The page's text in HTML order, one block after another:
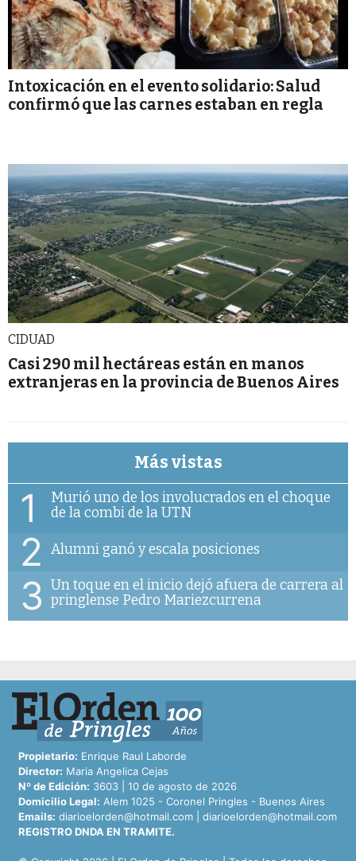
Intoxicación en el evento solidario: Salud
confirmó que las carnes estaban en regla
CIDUAD
Casi 290 mil hectáreas están en manos
extranjeras en la provincia de Buenos Aires
Más vistas
1
Murió uno de los involucrados en el choque
de la combi de la UTN
2 Alumni ganó y escala posiciones
3 Un toque en el inicio dejó afuera de carrera al
pringlense Pedro Mariezcurrena
Propietario: Enrique Raul Laborde
Director: Maria Angelica Cejas
Nº de Edición: 3603 | 10 de agosto de 2026
Domicilio Legal: Alem 1025 - Coronel Pringles - Buenos Aires
Emails: diarioelorden@hotmail.com
diarioelorden@hotmail.com
REGISTRO DNDA EN TRAMITE.